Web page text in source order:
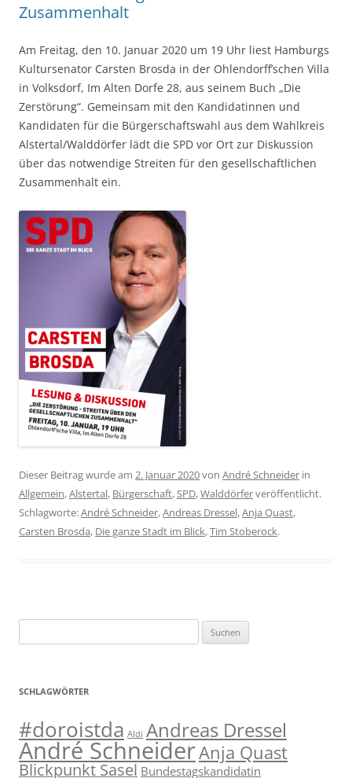
Zusammenhalt
Am Freitag, den 10. Januar 2020 um 19 Uhr liest Hamburgs
Kultursenator Carsten Brosda in der Ohlendorff’schen Villa
in Volksdorf, Im Alten Dorfe 28, aus seinem Buch „Die
Zerstörung“. Gemeinsam mit den Kandidatinnen und
Kandidaten für die Bürgerschaftswahl aus dem Wahlkreis
Alstertal/Walddörfer lädt die SPD vor Ort zur Diskussion
über das notwendige Streiten für den gesellschaftlichen
Zusammenhalt ein.
Dieser Beitrag wurde am 2. Januar 2020von André Schneider in
Allgemein,Alstertal, Bürgerschaft,SPD,Walddörferveröffentlicht.
Schlagworte:André Schneider,Andreas Dressel,Anja Quast,
Carsten Brosda, Die ganze Stadt im Blick,Tim Stoberock.
nach:
SCHLAGWÖRTER
#doroistda Aldi Andreas Dressel
André SchneiderAnja Quast
Blickpunkt Sasel Bundestagskandidatin